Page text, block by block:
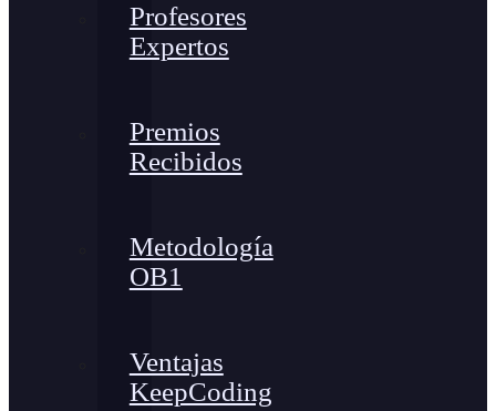
Profesores
Expertos
Premios
Recibidos
Metodología
OB1
Ventajas
KeepCoding